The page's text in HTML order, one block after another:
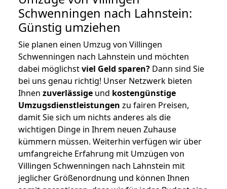
Schwenningen nach Lahnstein:
Günstig umziehen
Sie planen einen Umzug von Villingen
Schwenningen nach Lahnstein und möchten
dabei möglichstviel Geld sparen? Dann sind Sie
bei uns genau richtig! Unser Netzwerk bieten
Ihnen zuverlässige und kostengünstige
Umzugsdienstleistungen zu fairen Preisen,
damit Sie sich um nichts anderes als die
wichtigen Dinge in Ihrem neuen Zuhause
kümmern müssen. Weiterhin verfügen wir über
umfangreiche Erfahrung mit Umzügen von
Villingen Schwenningen nach Lahnstein mit
jeglicher Größenordnung und können Ihnen